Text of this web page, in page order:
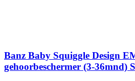
Banz Baby Squiggle Design
gehoorbeschermer (3-36mnd)